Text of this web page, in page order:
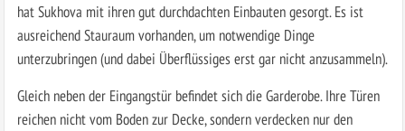
hat Sukhova mit ihren gut durchdachten Einbauten gesorgt. Es ist
ausreichend Stauraum vorhanden, um notwendige Dinge
unterzubringen (und dabei Überflüssiges erst gar nicht anzusammeln).
Gleich neben der Eingangstür befindet sich die Garderobe. Ihre Türen
reichen nicht vom Boden zur Decke, sondern verdecken nur den